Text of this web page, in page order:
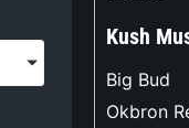
Kush
Big Bud
Okbron